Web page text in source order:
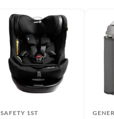
SAFETY 1ST